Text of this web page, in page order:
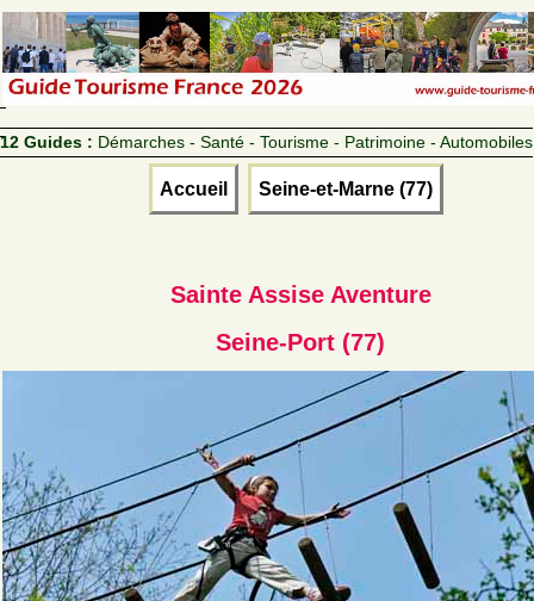
12 Guides : Démarches - Santé - Tourisme - Patrimoine - Automobiles
Accueil Seine-et-Marne (77)
Sainte Assise Aventure
Seine-Port (77)